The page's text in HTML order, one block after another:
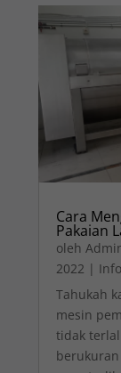
Cara
Pakaian
oleh
2022 |
Tahukah
mesin
tidak